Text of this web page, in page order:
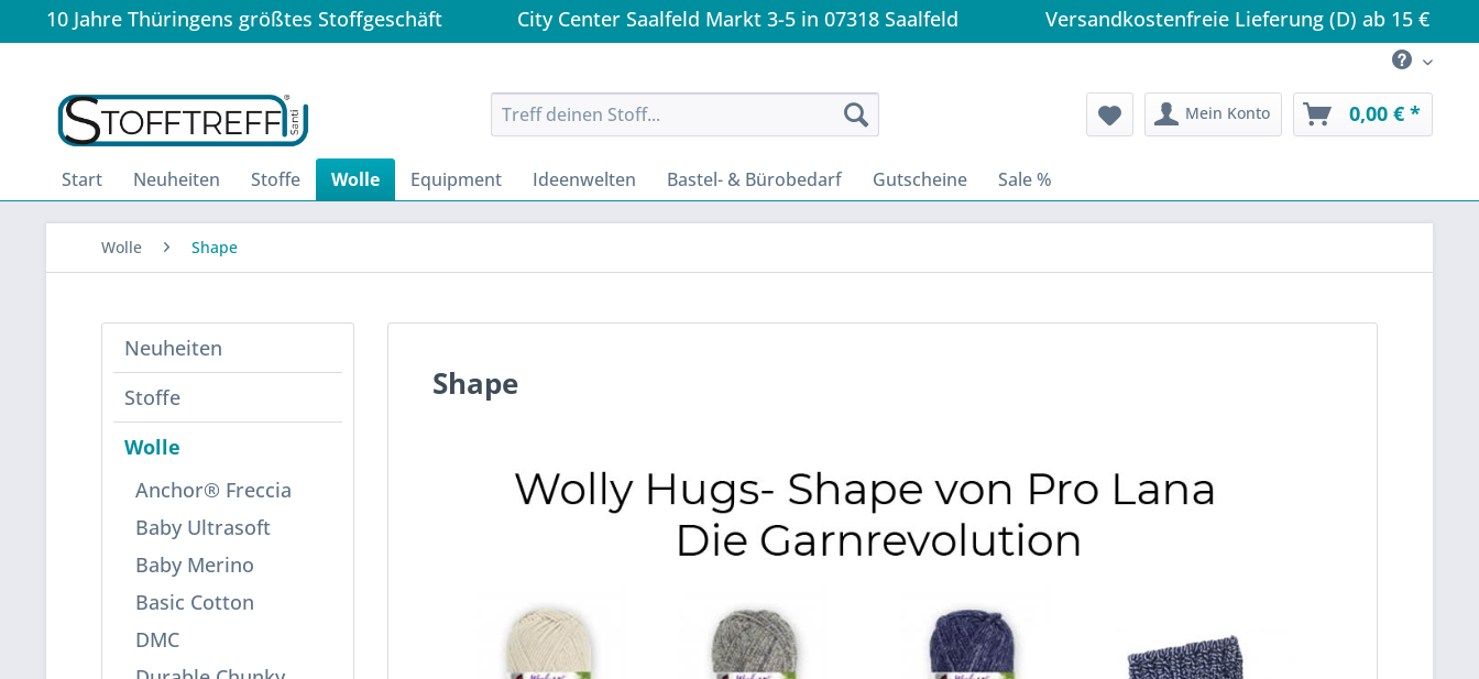
10 Jahre Thüringens größtes Stoffgeschäft City Center Saalfeld Markt 3-5 in 07318 Saalfeld Versandkostenfreie Lieferung (D) ab 15 €
Mein Konto 0,00 € *
Start Neuheiten Stoffe Wolle Equipment Ideenwelten Bastel- & Bürobedarf Gutscheine Sale %
Wolle Shape
Neuheiten
Stoffe
Wolle
Anchor® Freccia
Baby Ultrasoft
Baby Merino
Basic Cotton
DMC
Shape